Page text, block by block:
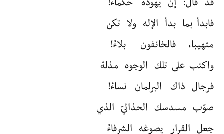
فابدأ بما بدأ الإله ولا تكن
متهيبا، فالخائفون بلاءُ!
واكتب على تلك الوجوه مذلة
فرجال ذاك البرلمان نساءُ!
صوّب مسدسك الحذائيّ الذي
جعل القرار يصوغه الشرفاءُ